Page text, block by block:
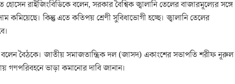
হোসেন রাইজিংবিডিকে বলেন, সরকার বৈশ্বিক জ্বালানি তেলের বাজারমূল্যের সঙ্গে
কমিয়েছে। কিন্তু এতে কতিপয় শ্রেণী সুবিধাভোগী হচ্ছে। জ্বালানি তেলের
বৈঠকে। জাতীয় সমাজতান্ত্রিক দল (জাসদ) একাংশের সভাপতি শরীফ নূরুল
গণপরিবহনে ভাড়া কমানোর দাবি জানান।